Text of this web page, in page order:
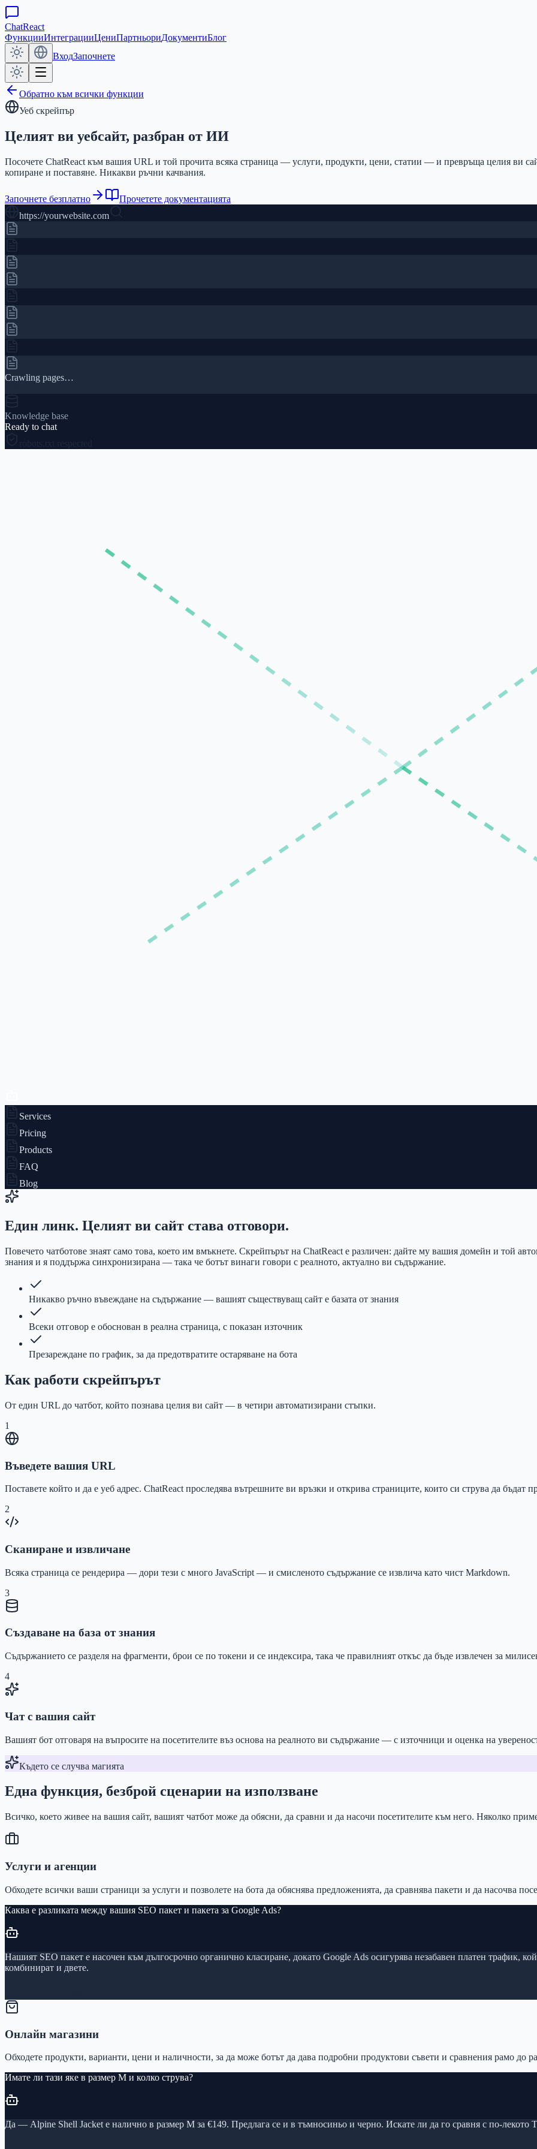
ChatReact
ФункцииИнтеграцииЦениПартньориДокументиБлог
ВходЗапочнете
Обратно към всички функции
Уеб скрейпър
Целият ви уебсайт, разбран от ИИ
Посочете ChatReact към вашия URL и той прочита всяка страница — услуги, продукти, цени, статии — и превръща целия ви
копиране и поставяне. Никакви ръчни качвания.
Започнете безплатно
Прочетете документацията
https://yourwebsite.com
Crawling pages…
Knowledge base
Ready to chat
Services
Pricing
Products
FAQ
Blog
Един линк. Целият ви сайт става отговори.
Повечето чатботове знаят само това, което им вмъкнете. Скрейпърът на ChatReact е различен: дайте му вашия домейн и той
знания и я поддържа синхронизирана — така че ботът винаги говори с реалното, актуално ви съдържание.
Никакво ръчно въвеждане на съдържание — вашият съществуващ сайт е базата от знания
Всеки отговор е обоснован в реална страница, с показан източник
Презареждане по график, за да предотвратите остаряване на бота
Как работи скрейпърът
От един URL до чатбот, който познава целия ви сайт — в четири автоматизирани стъпки.
1
Въведете вашия URL
Поставете който и да е уеб адрес. ChatReact проследява вътрешните ви връзки и открива страниците, които си струва да бъдат
2
Сканиране и извличане
Всяка страница се рендерира — дори тези с много JavaScript — и смисленото съдържание се извлича като чист Markdown.
3
Създаване на база от знания
Съдържанието се разделя на фрагменти, брои се по токени и се индексира, така че правилният откъс да бъде извлечен за
4
Чат с вашия сайт
Вашият бот отговаря на въпросите на посетителите въз основа на реалното ви съдържание — с източници и оценка на
Където се случва магията
Една функция, безброй сценарии на използване
Всичко, което живее на вашия сайт, вашият чатбот може да обясни, да сравни и да насочи посетителите към него. Няколко
Услуги и агенции
Обходете всички ваши страници за услуги и позволете на бота да обяснява предложенията, да сравнява пакети и да насочва
Каква е разликата между вашия SEO пакет и пакета за Google Ads?
Нашият SEO пакет е насочен към дългосрочно органично класиране, докато Google Ads осигурява незабавен платен трафик,
комбинират и двете.
Онлайн магазини
Обходете продукти, варианти, цени и наличности, за да може ботът да дава подробни продуктови съвети и сравнения рамо до
Имате ли тази яке в размер M и колко струва?
Да — Alpine Shell Jacket е налично в размер M за €149. Предлага се и в тъмносиньо и черно. Искате ли да го сравня с по-лекото